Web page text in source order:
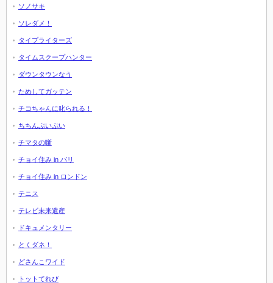
ソノサキ
ソレダメ！
タイプライターズ
タイムスクープハンター
ダウンタウンなう
ためしてガッテン
チコちゃんに叱られる！
ちちんぷいぷい
チマタの噺
チョイ住み in パリ
チョイ住み in ロンドン
テニス
テレビ未来遺産
ドキュメンタリー
とくダネ！
どさんこワイド
トットてれび